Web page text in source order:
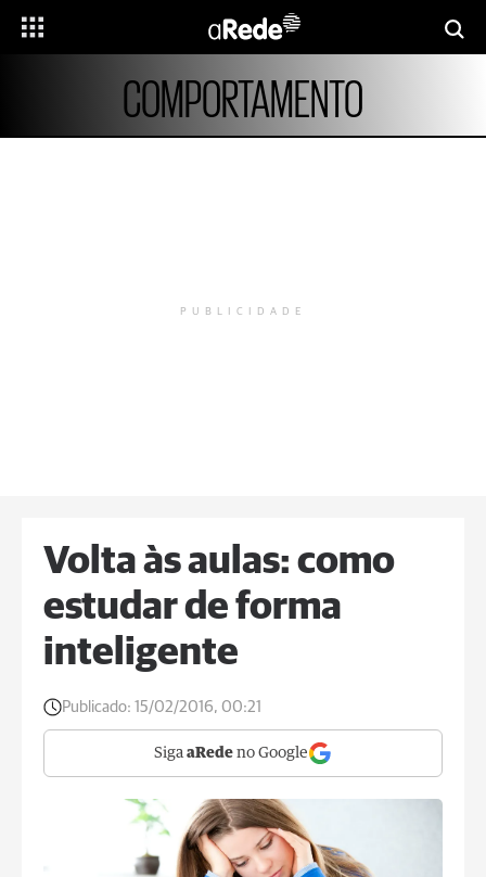
COMPORTAMENTO
PUBLICIDADE
Volta às aulas: como
estudar de forma
inteligente
Publicado: 15/02/2016, 00:21
Siga aRede no Google